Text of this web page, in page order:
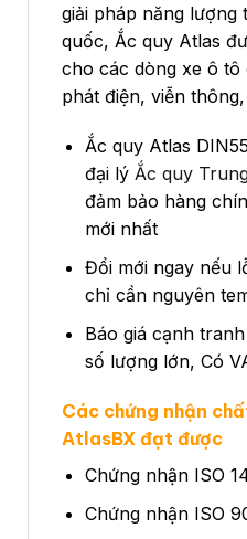
giải pháp năng lượng
quốc, Ắc quy Atlas
cho các dòng xe ô
phát điện, viễn
Ắc quy Atlas
đại lý Ắc quy
đảm bảo hàng
mới nhất
Đổi mới ngay nếu
chỉ cần nguyên
Báo giá cạnh
số lượng lớn, Có
Các chứng nhận
AtlasBX đạt được
Chứng nhận ISO
Chứng nhận ISO